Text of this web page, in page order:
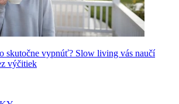
skutočne vypnúť? Slow living vás naučí
výčitiek